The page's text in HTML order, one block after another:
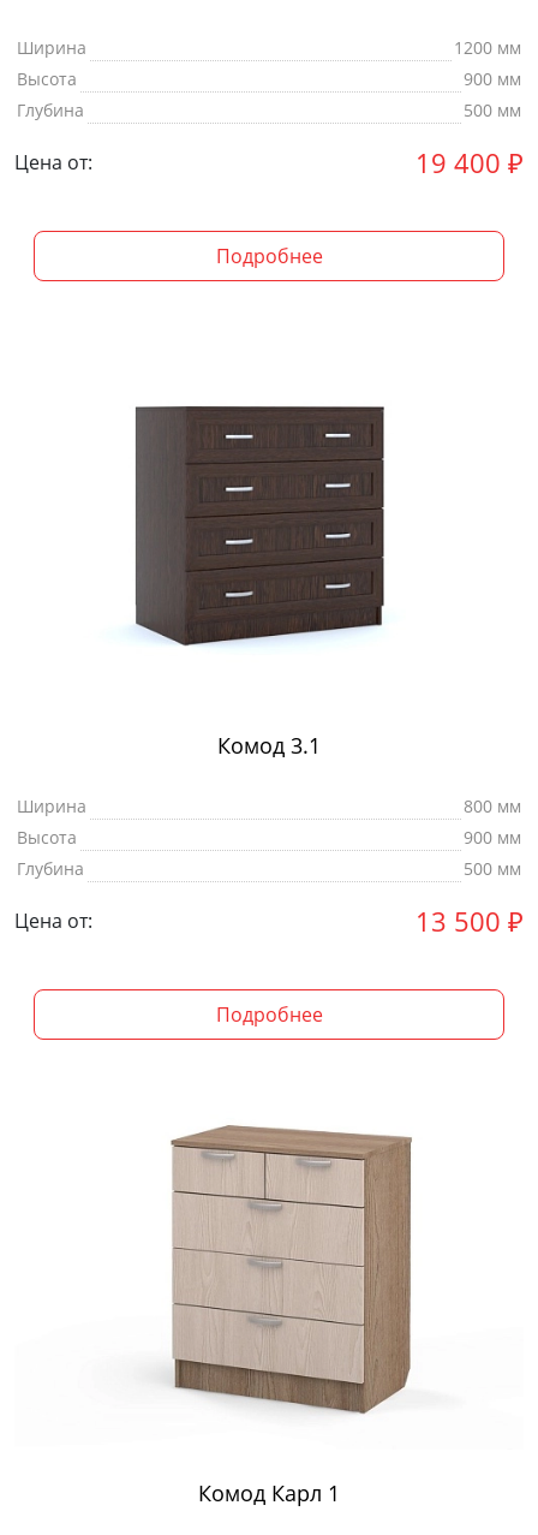
Ширина
1200 мм
Высота
900 мм
Глубина
500 мм
Цена от: 19 400 ₽
Подробнее
Комод 3.1
Ширина
800 мм
Высота
900 мм
Глубина
500 мм
Цена от: 13 500 ₽
Подробнее
Комод Карл 1